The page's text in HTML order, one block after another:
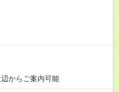
からご案内可能